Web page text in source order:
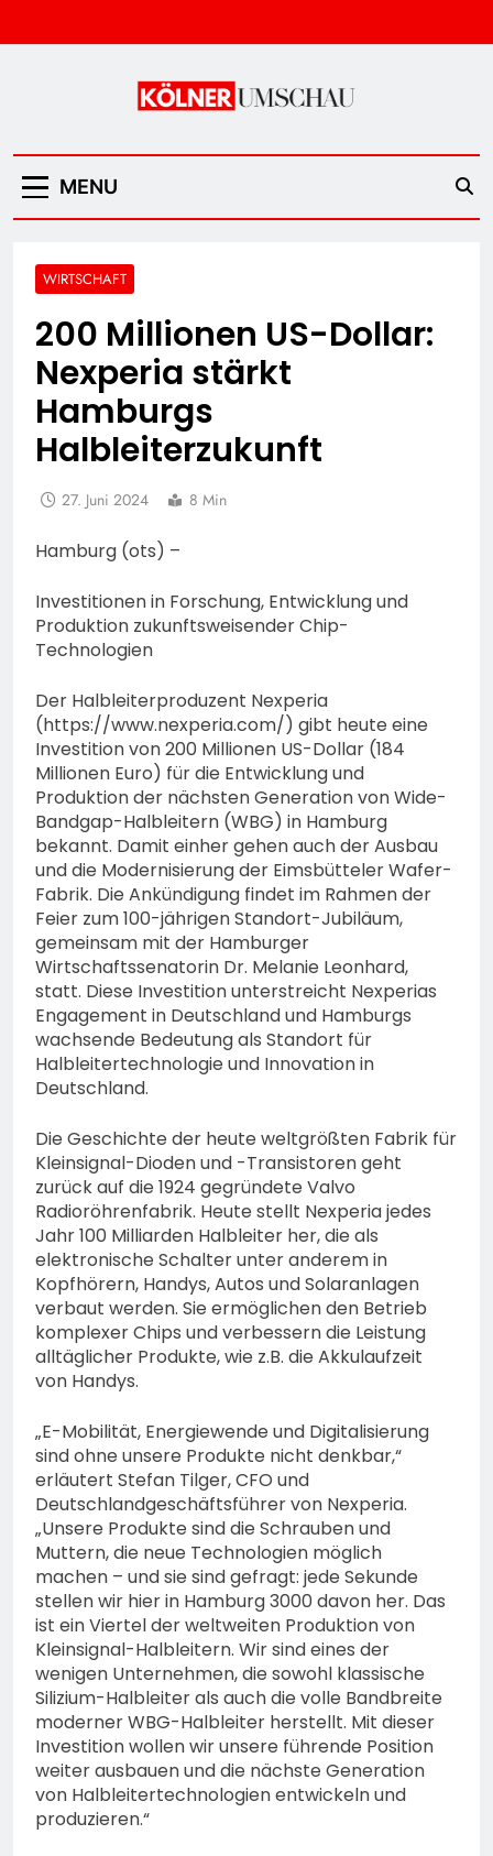
to
Kölner Umschau
MENU
WIRTSCHAFT
200 Millionen US-Dollar:
Nexperia stärkt
Hamburgs
Halbleiterzukunft
27. Juni 2024 8 Min
Hamburg (ots) –
Investitionen in Forschung, Entwicklung und
Produktion zukunftsweisender Chip-
Technologien
Der Halbleiterproduzent Nexperia
(https://www.nexperia.com/) gibt heute eine
Investition von 200 Millionen US-Dollar (184
Millionen Euro) für die Entwicklung und
Produktion der nächsten Generation von Wide-
Bandgap-Halbleitern (WBG) in Hamburg
bekannt. Damit einher gehen auch der Ausbau
und die Modernisierung der Eimsbütteler Wafer-
Fabrik. Die Ankündigung findet im Rahmen der
Feier zum 100-jährigen Standort-Jubiläum,
gemeinsam mit der Hamburger
Wirtschaftssenatorin Dr. Melanie Leonhard,
statt. Diese Investition unterstreicht Nexperias
Engagement in Deutschland und Hamburgs
wachsende Bedeutung als Standort für
Halbleitertechnologie und Innovation in
Deutschland.
Die Geschichte der heute weltgrößten Fabrik für
Kleinsignal-Dioden und -Transistoren geht
zurück auf die 1924 gegründete Valvo
Radioröhrenfabrik. Heute stellt Nexperia jedes
Jahr 100 Milliarden Halbleiter her, die als
elektronische Schalter unter anderem in
Kopfhörern, Handys, Autos und Solaranlagen
verbaut werden. Sie ermöglichen den Betrieb
komplexer Chips und verbessern die Leistung
alltäglicher Produkte, wie z.B. die Akkulaufzeit
von Handys.
„E-Mobilität, Energiewende und Digitalisierung
sind ohne unsere Produkte nicht denkbar,“
erläutert Stefan Tilger, CFO und
Deutschlandgeschäftsführer von Nexperia.
„Unsere Produkte sind die Schrauben und
Muttern, die neue Technologien möglich
machen – und sie sind gefragt: jede Sekunde
stellen wir hier in Hamburg 3000 davon her. Das
ist ein Viertel der weltweiten Produktion von
Kleinsignal-Halbleitern. Wir sind eines der
wenigen Unternehmen, die sowohl klassische
Silizium-Halbleiter als auch die volle Bandbreite
moderner WBG-Halbleiter herstellt. Mit dieser
Investition wollen wir unsere führende Position
weiter ausbauen und die nächste Generation
von Halbleitertechnologien entwickeln und
produzieren.“